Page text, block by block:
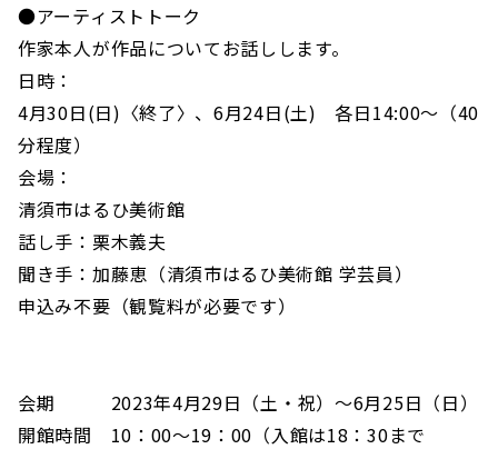
●アーティストトーク
作家本人が作品についてお話しします。
日時：
4月30日(日)〈終了〉、6月24日(土) 各日14:00～（40
分程度）
会場：
清須市はるひ美術館
話し手：栗木義夫
聞き手：加藤恵（清須市はるひ美術館 学芸員）
申込み不要（観覧料が必要です）
会期 2023年4月29日（土・祝）～6月25日（日）
開館時間 10：00〜19：00（入館は18：30まで